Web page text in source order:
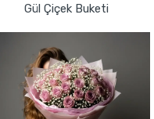
Gül Çiçek Buketi